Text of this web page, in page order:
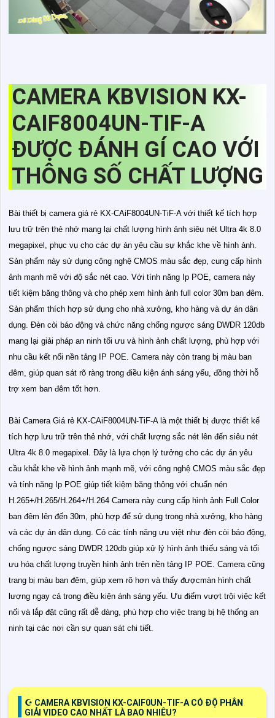
CAMERA KBVISION KX-
CAIF8004UN-TIF-A
ĐƯỢC ĐÁNH GÍ CAO VỚI
THÔNG SỐ CHẤT LƯỢNG
Bài thiết bị camera giá rẻ KX-CAiF8004UN-TiF-A với thiết kế tích hợp
lưu trữ trên thẻ nhớ mang lại chất lượng hình ảnh siêu nét Ultra 4k 8.0
megapixel, phục vụ cho các dự án yêu cầu sự khắc khe về hình ảnh.
Sản phẩm này sử dụng công nghệ CMOS màu sắc đẹp, cung cấp hình
ảnh mạnh mẽ với độ sắc nét cao. Với tính năng Ip POE, camera này
tiết kiệm băng thông và cho phép xem hình ảnh full color 30m ban đêm.
Sản phẩm thích hợp sử dụng cho nhà xưởng, kho hàng và dự án dân
dụng. Đèn còi báo động và chức năng chống ngược sáng DWDR 120db
mang lại giải pháp an ninh tối ưu và hình ảnh chất lượng, phù hợp với
nhu cầu kết nối nền tảng IP POE. Camera này còn trang bị màu ban
đêm, giúp quan sát rõ ràng trong điều kiện ánh sáng yếu, đồng thời hỗ
trợ xem ban đêm tốt hơn.
Bài Camera Giá rẻ KX-CAiF8004UN-TiF-A là một thiết bị được thiết kế
tích hợp lưu trữ trên thẻ nhớ, với chất lượng sắc nét lên đến siêu nét
Ultra 4k 8.0 megapixel. Đây là lựa chọn lý tưởng cho các dự án yêu
cầu khắt khe về hình ảnh mạnh mẽ, với công nghệ CMOS màu sắc đẹp
và tính năng Ip POE giúp tiết kiệm băng thông với chuẩn nén
H.265+/H.265/H.264+/H.264 Camera này cung cấp hình ảnh Full Color
ban đêm lên đến 30m, phù hợp để sử dụng trong nhà xưởng, kho hàng
và các dự án dân dụng. Có các tính năng ưu việt như đèn còi báo động,
chống ngược sáng DWDR 120db giúp xử lý hình ảnh thiếu sáng và tối
ưu hóa chất lượng truyền hình ảnh trên nền tảng IP POE. Camera cũng
trang bị màu ban đêm, giúp xem rõ hơn và thấy đượcmàn hình chất
lượng ngay cả trong điều kiện ánh sáng yếu. Ưu điểm vượt trội việc kết
nối và lắp đặt cũng rất dễ dàng, phù hợp cho việc trang bị hệ thống an
ninh tại các nơi cần sự quan sát chi tiết.
☪ CAMERA KBVISION KX-CAIF0UN-TIF-A CÓ ĐỘ PHÂN
GIẢI VIDEO CAO NHẤT LÀ BAO NHIÊU?